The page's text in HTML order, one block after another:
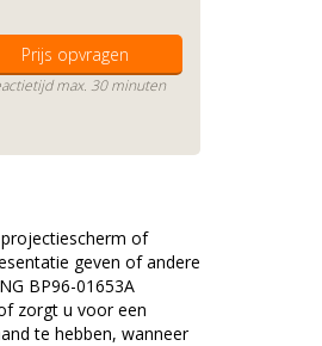
Prijs opvragen
max. 30 minuten
of
geven of andere
BP96-01653A
zorgt u voor een
te hebben, wanneer